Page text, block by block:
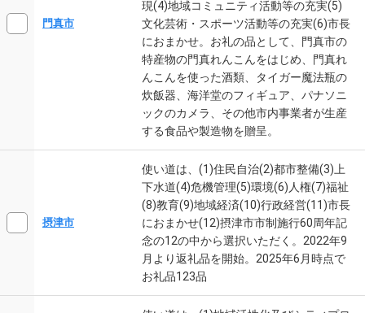
門真市
現(4)地域コミュニティ活動等の充実(5)
文化芸術・スポーツ活動等の充実(6)市長
におまかせ。お礼の品として、門真市の
特産物の門真れんこんをはじめ、門真れ
んこんを使った酒類、タイガー魔法瓶の
炊飯器、海洋堂のフィギュア、パナソニ
ックのカメラ、その他市内事業者が生産
する食品や製造物を贈呈。
摂津市
使い道は、(1)住民自治(2)都市整備(3)上
下水道(4)危機管理(5)環境(6)人権(7)福祉
(8)教育(9)地域経済(10)行政経営(11)市長
におまかせ(12)摂津市市制施行60周年記
念の12の中から選択いただく。2022年9
月より返礼品を開始。2025年6月時点で
お礼品123品